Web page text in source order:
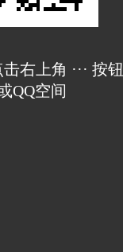
右上角 ··· 按钮
QQ空间